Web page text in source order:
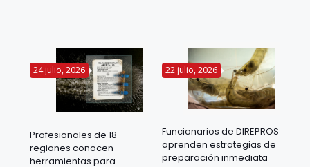
24 julio, 2026
Profesionales de 18
regiones conocen
herramientas para
22 julio, 2026
Funcionarios de DIREPROS
aprenden estrategias de
preparación inmediata